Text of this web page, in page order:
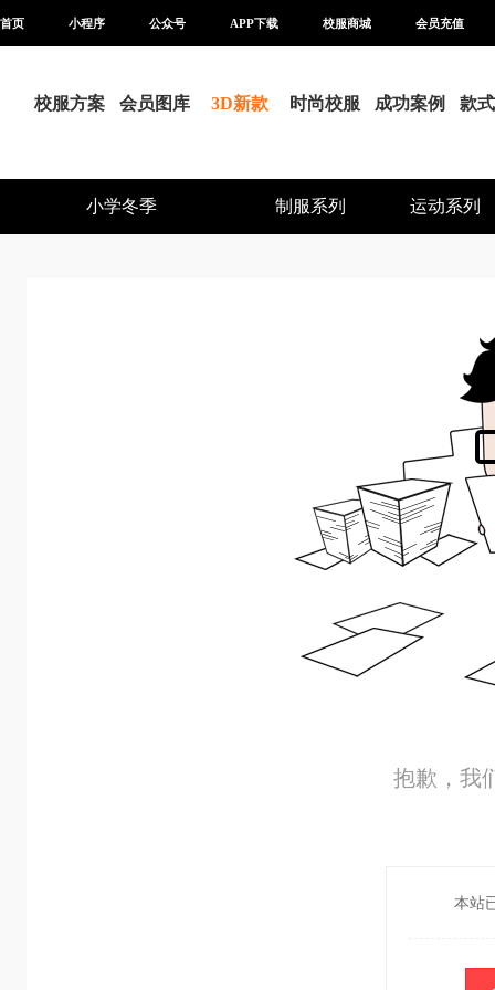
首页 小程序 公众号 APP下载 校服商城 会员充值
校服方案 会员图库 3D新款 时尚校服 成功案例 款
小学冬季 制服系列 运动系列
抱歉，我
本站